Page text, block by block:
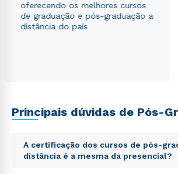
oferecendo os melhores cursos
de graduação e pós-graduação a
distância do país
Principais dúvidas de Pós-
A certificação dos cursos de pós-
distância é a mesma da presencial?